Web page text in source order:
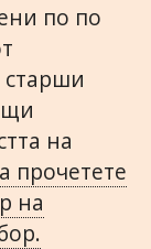
по по
на
прочетете
на